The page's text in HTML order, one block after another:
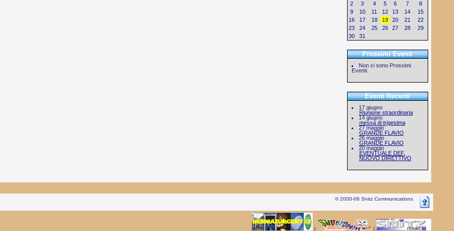
2
3 4 5 6 7
8
9
10 11 12 13 14
15
16
17 18 19 20 21
22
23
24 25 26 27 28
29
30
31
Prossimi Eventi
Non ci sono Prossimi
Eventi.
Eventi Recenti
17 giugno
Riunione straordinaria
14 giugno
messa di trigesima
27 maggio
GRANDE FLAVIO
26 maggio
GRANDE FLAVIO
20 maggio
EVENTUALE DEF.
NUOVO DIRETTIVO
© 2000-06 Snitz Communications
| |